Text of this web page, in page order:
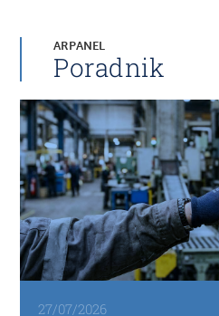
ARPANEL
Poradnik
27/07/2026